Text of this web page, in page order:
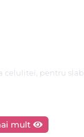
pentru
mult